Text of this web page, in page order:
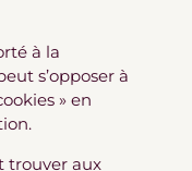
à la
s’opposer à
» en
trouver aux